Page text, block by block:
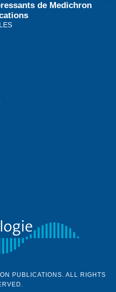
de Medichron
PUBLICATIONS. ALL RIGHTS